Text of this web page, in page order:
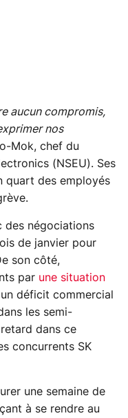
aucun compromis,
nos
Mok, chef du
(NSEU). Ses
quart des employés
des négociations
de janvier pour
son côté,
par une situation
déficit commercial
les semi-
dans ce
concurrents SK
une semaine de
à se rendre au